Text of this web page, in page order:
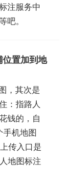
注服务中
吧。
置加到地
，其次是
：指路人
钱的，自
手机地图
传入口是
地图标注